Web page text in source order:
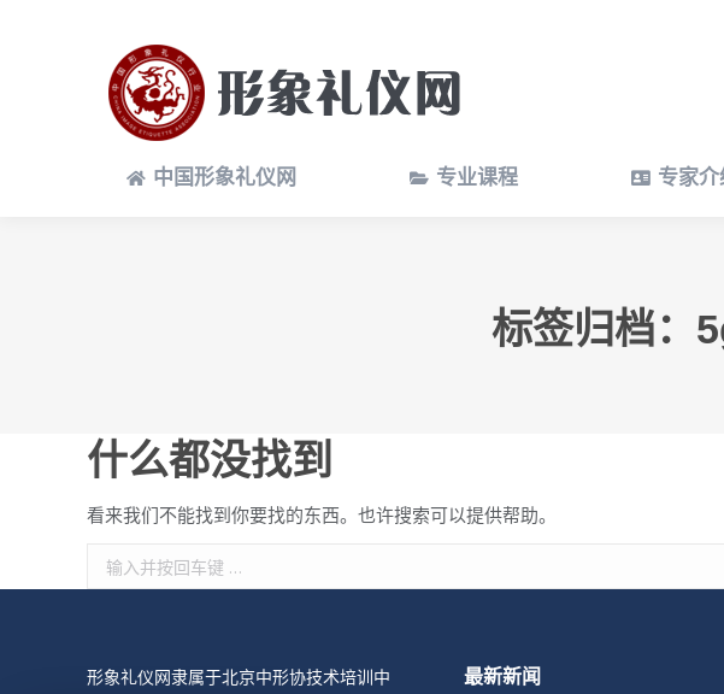
中国形象礼仪网 专业课程 专家介
标签归档：
什么都没找到
看来我们不能找到你要找的东西。也许搜索可以提供帮助。
索：
形象礼仪网隶属于北京中形协技术培训中
最新新闻
中国形象礼仪网